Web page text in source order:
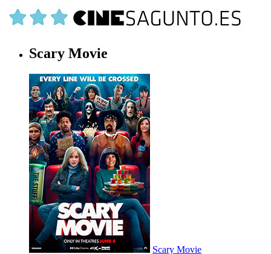
Scary Movie
Scary Movie